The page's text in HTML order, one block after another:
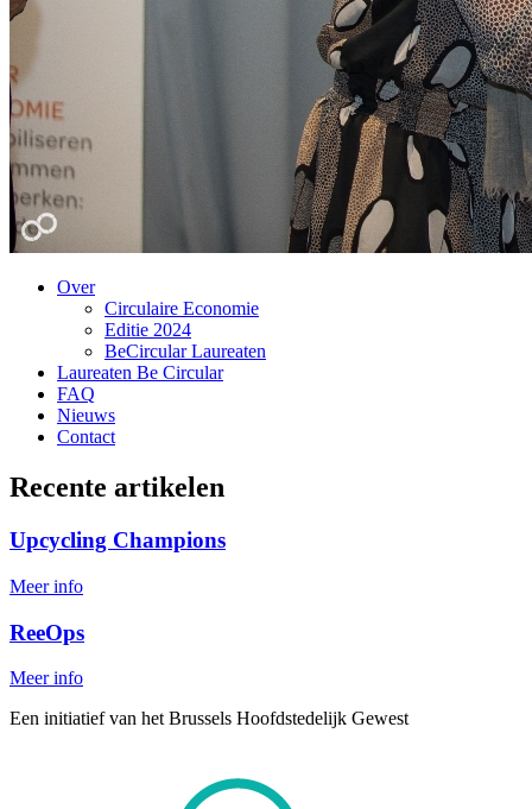
Over
Circulaire Economie
Editie 2024
BeCircular Laureaten
Laureaten Be Circular
FAQ
Nieuws
Contact
Recente artikelen
Upcycling Champions
Meer info
ReeOps
Meer info
Een initiatief van het Brussels Hoofdstedelijk Gewest